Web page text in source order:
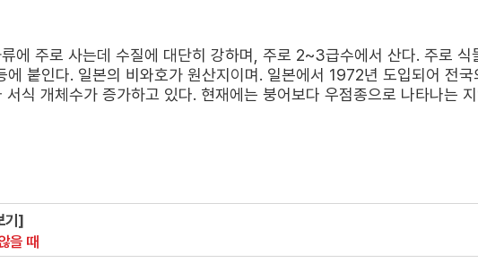
에 주로 사는데 수질에 대단히 강하며, 주로 2~3급수에서 산다. 주로
붙인다. 일본의 비와호가 원산지이며. 일본에서 1972년 도입되어 전
식 개체수가 증가하고 있다. 현재에는 붕어보다 우점종으로 나타나는
기]
을 때